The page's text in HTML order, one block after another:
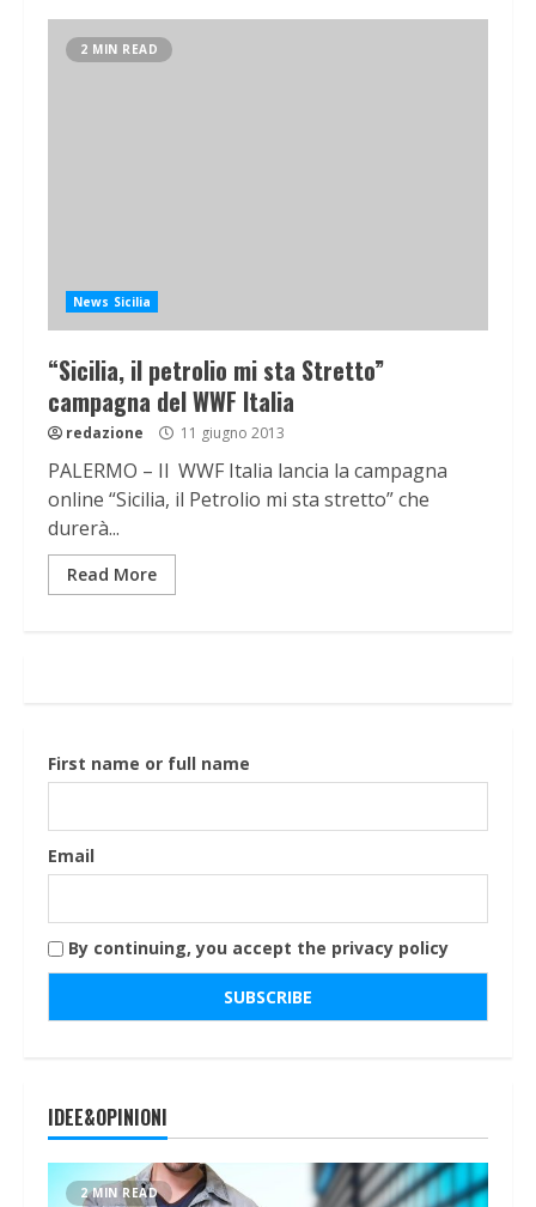
2 MIN READ
News Sicilia
“Sicilia, il petrolio mi sta Stretto”
campagna del WWF Italia
redazione 11 giugno 2013
PALERMO – Il WWF Italia lancia la campagna
online “Sicilia, il Petrolio mi sta stretto” che
durerà...
Read More
First name or full name
Email
By continuing, you accept the privacy policy
IDEE&OPINIONI
2 MIN READ